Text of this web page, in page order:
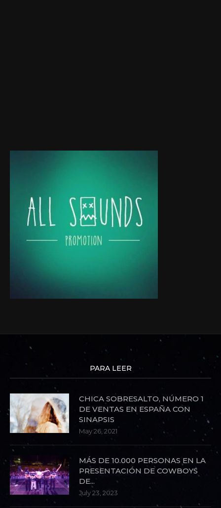
PARA LEER
CHICA SOBRESALTO, NÚMERO 1
DE VENTAS EN ESPAÑA CON
SINAPSIS
May 26, 2021
MÁS DE 10.000 PERSONAS EN LA
PRESENTACIÓN DE COWBOYS
DE...
July 23, 2023